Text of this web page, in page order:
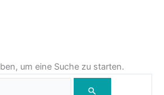
um eine Suche zu starten.